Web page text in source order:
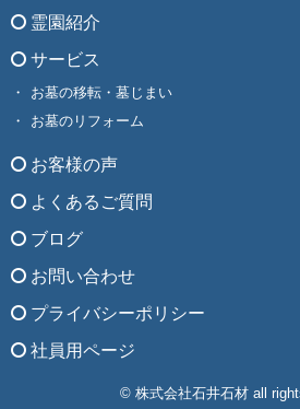
霊園紹介
サービス
お墓の移転・墓じまい
お墓のリフォーム
お客様の声
よくあるご質問
ブログ
お問い合わせ
プライバシーポリシー
社員用ページ
© 株式会社石井石材 all